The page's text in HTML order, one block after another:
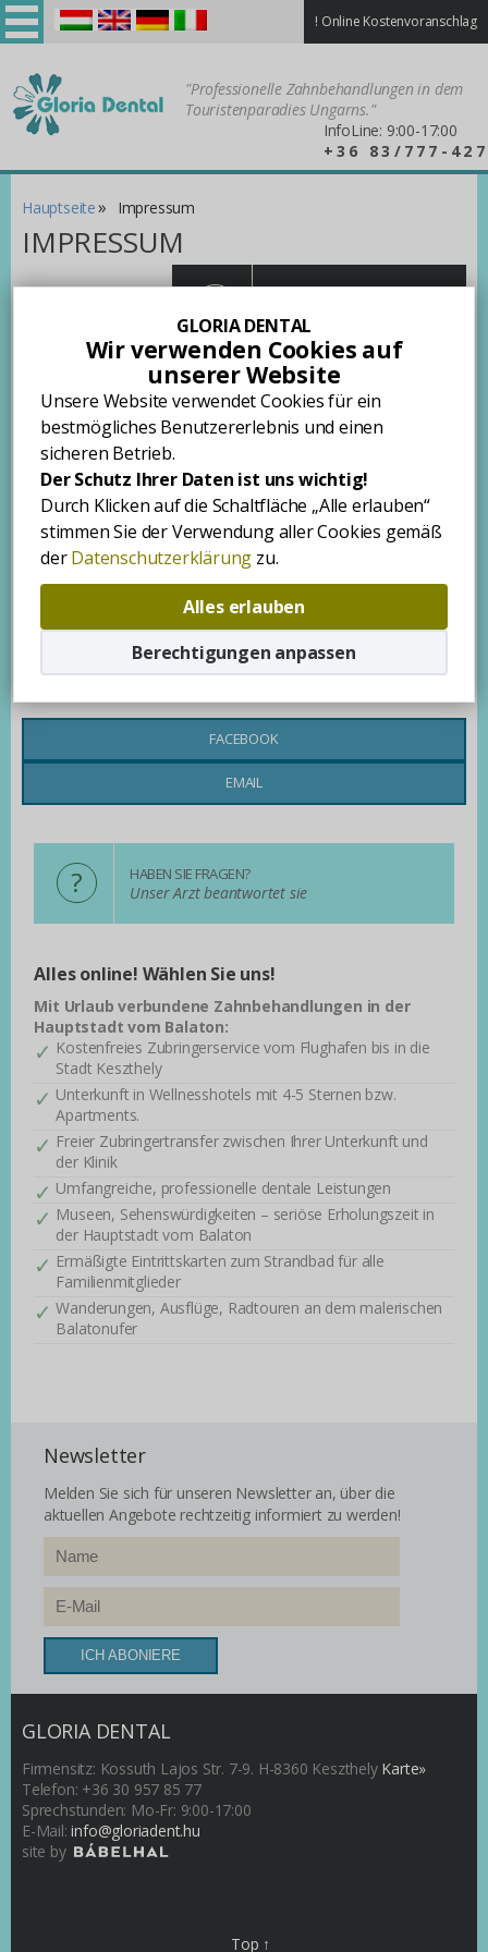
GLORIA DENTAL
Wir verwenden Cookies auf
unserer Website
Unsere Website verwendet Cookies für ein
bestmögliches Benutzererlebnis und einen
sicheren Betrieb.
Der Schutz Ihrer Daten ist uns wichtig!
Durch Klicken auf die Schaltfläche „Alle erlauben“
stimmen Sie der Verwendung aller Cookies gemäß
derDatenschutzerklärung zu.
Alles erlauben
Berechtigungen anpassen
! Online Kostenvoranschlag
"Professionelle Zahnbehandlungen in dem
Touristenparadies Ungarns."
InfoLine: 9:00-17:00
+36 83/777-427
Hauptseite» Impressum
IMPRESSUM
Antworten
Betreiber der Webseite
Allfordent Kft.
Firmensitz: 8360 Keszthely, Kossuth L. u. 7-9.Karte»
Telefon: +36 83/777-427
E-Mail: info@gloriadent.hu
Steuer Nr.: 26493590-1-20
FirmenregnNr.: 20-09-076146 (eingetragen vom Firmengericht
der Stadt Zalaegerszeg)
Bábelhal Webstudio Kft.
Firmensitz: 8360 Keszthely, Honvéd utca 17/2
E-Mail: info@babelhal.hu
FACEBOOK
EMAIL
? HABEN SIE FRAGEN?
Unser Arzt beantwortet sie
Alles online! Wählen Sie uns!
Mit Urlaub verbundene Zahnbehandlungen in der
Hauptstadt vom Balaton:
Kostenfreies Zubringerservice vom Flughafen bis in die
Stadt Keszthely
Unterkunft in Wellnesshotels mit 4-5 Sternen bzw.
Apartments.
Freier Zubringertransfer zwischen Ihrer Unterkunft und
der Klinik
Umfangreiche, professionelle dentale Leistungen
Museen, Sehenswürdigkeiten – seriöse Erholungszeit in
der Hauptstadt vom Balaton
Ermäßigte Eintrittskarten zum Strandbad für alle
Familienmitglieder
Wanderungen, Ausflüge, Radtouren an dem malerischen
Balatonufer
Newsletter
Melden Sie sich für unseren Newsletter an, über die
aktuellen Angebote rechtzeitig informiert zu werden!
GLORIA DENTAL
Firmensitz: Kossuth Lajos Str. 7-9. H-8360 Keszthely Karte»
Telefon: +36 30 957 85 77
Sprechstunden: Mo-Fr: 9:00-17:00
E-Mail:info@gloriadent.hu
site by
Top ↑